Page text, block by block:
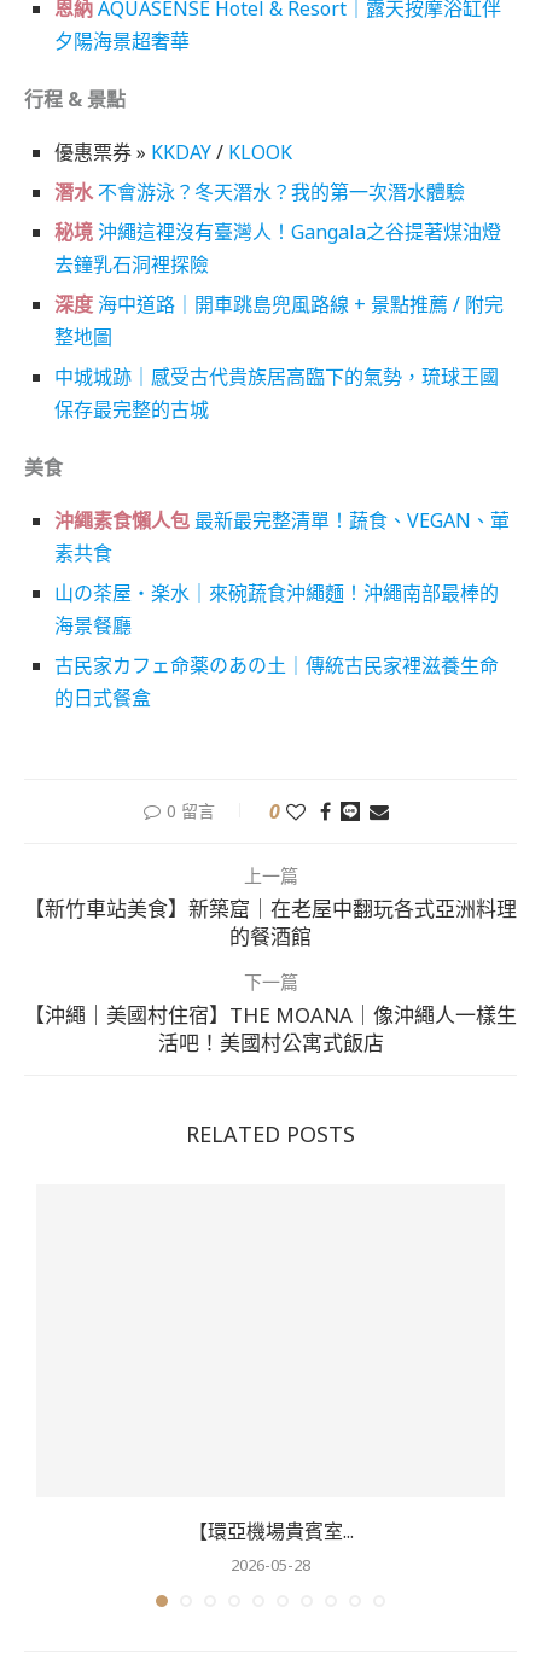
恩納AQUASENSE Hotel & Resort｜露天按摩浴缸伴
夕陽海景超奢華
行程 & 景點
優惠票券 » KKDAY/ KLOOK
潛水 不會游泳？冬天潛水？我的第一次潛水體驗
秘境 沖繩這裡沒有臺灣人！Gangala之谷提著煤油燈
去鐘乳石洞裡探險
深度 海中道路｜開車跳島兜風路線 + 景點推薦 / 附完
整地圖
中城城跡｜感受古代貴族居高臨下的氣勢，琉球王國
保存最完整的古城
美食
沖繩素食懶人包 最新最完整清單！蔬食、VEGAN、葷
素共食
山の茶屋・楽水｜來碗蔬食沖繩麵！沖繩南部最棒的
海景餐廳
古民家カフェ命薬のあの土｜傳統古民家裡滋養生命
的日式餐盒
0 留言 0
上一篇
【新竹車站美食】新築窟｜在老屋中翻玩各式亞洲料理
的餐酒館
下一篇
【沖繩｜美國村住宿】THE MOANA｜像沖繩人一樣生
活吧！美國村公寓式飯店
RELATED POSTS
【環亞機場貴賓室...
2026-05-28